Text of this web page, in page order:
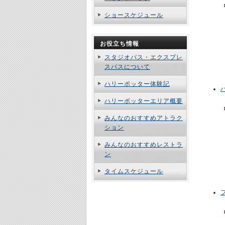
ショースケジュール
お役立ち情報
スタジオパス・エクスプレ
スパスについて
ハリーポッター体験記
ハリーポッターエリア概要
みんなのおすすめアトラク
ション
みんなのおすすめレストラ
ン
タイムスケジュール